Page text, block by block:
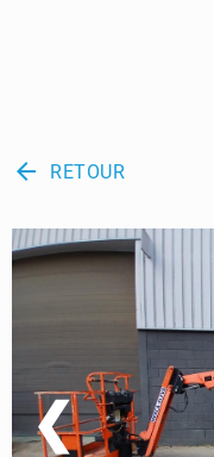
arrow_back RETOUR
❮